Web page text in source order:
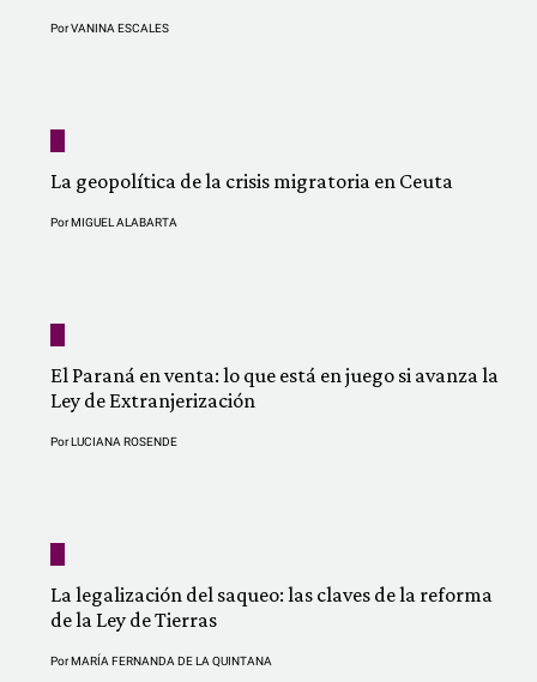
PorVANINA ESCALES
La geopolítica de la crisis migratoria en Ceuta
PorMIGUEL ALABARTA
El Paraná en venta: lo que está en juego si avanza la
Ley de Extranjerización
PorLUCIANA ROSENDE
La legalización del saqueo: las claves de la reforma
de la Ley de Tierras
PorMARÍA FERNANDA DE LA QUINTANA